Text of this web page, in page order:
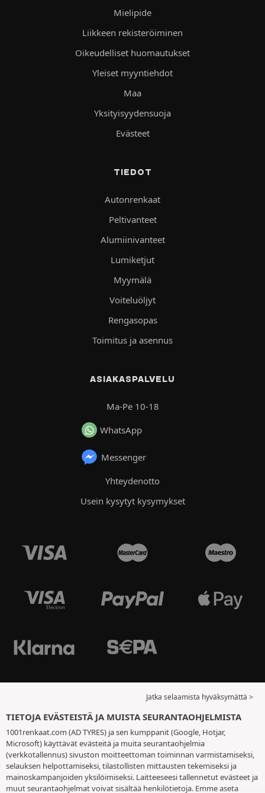
Mielipide
Liikkeen rekisteröiminen
Oikeudelliset huomautukset
Yleiset myyntiehdot
Maa
Yksityisyydensuoja
Evästeet
TIEDOT
Autonrenkaat
Peltivanteet
Alumiinivanteet
Lumiketjut
Myymälä
Voiteluöljyt
Rengasopas
Toimitus ja asennus
ASIAKASPALVELU
Ma-Pe 10-18
WhatsApp
Messenger
Yhteydenotto
Usein kysytyt kysymykset
Jatka selaamista hyväksymättä >
TIETOJA EVÄSTEISTÄ JA MUISTA SEURANTAOHJELMISTA
1001renkaat.com (AD TYRES) ja sen kumppanit (Google, Hotjar,
Microsoft) käyttävät evästeitä ja muita seurantaohjelmia
(verkkotallennus) sivuston moitteettoman toiminnan varmistamiseksi,
selauksen helpottamiseksi, tilastollisten mittausten tekemiseksi ja
mainoskampanjoiden yksilöimiseksi. Laitteeseesi tallennetut evästeet ja
muut seurantaohjelmat voivat sisältää henkilötietoja. Emme aseta